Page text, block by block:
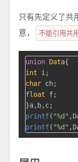
只有先定义了共
意，
不能引用共
union Data{
int
char
float f;
printf( "%d"
printf( "%d"